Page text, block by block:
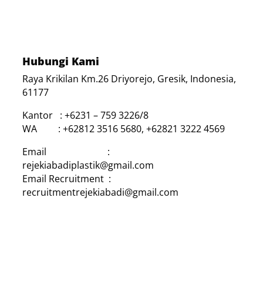
Hubungi Kami
Raya Krikilan Km.26 Driyorejo, Gresik, Indonesia,
61177
Kantor : +6231 – 759 3226/8
WA : +62812 3516 5680, +62821 3222 4569
Email :
rejekiabadiplastik@gmail.com
Email Recruitment :
recruitmentrejekiabadi@gmail.com